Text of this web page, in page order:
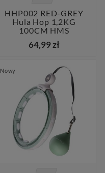
HHP002 RED-GREY
Hula Hop 1,2KG
100CM HMS
64,99 zł
Nowy